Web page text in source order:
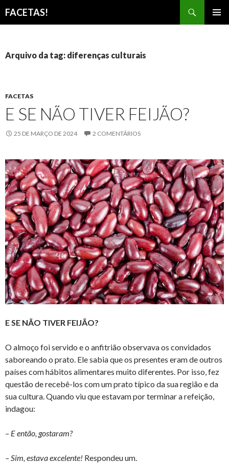
FACETAS!
CONTEÚDO
Arquivo da tag: diferenças culturais
FACETAS
E SE NÃO TIVER FEIJÃO?
25 DE MARÇO DE 2024 2 COMENTÁRIOS
E SE NÃO TIVER FEIJÃO?
O almoço foi servido e o anfitrião observava os convidados
saboreando o prato. Ele sabia que os presentes eram de outros
países com hábitos alimentares muito diferentes. Por isso, fez
questão de recebê-los com um prato típico da sua região e da
sua cultura. Quando viu que estavam por terminar a refeição,
indagou:
– E então, gostaram?
– Sim, estava excelente! Respondeu um.